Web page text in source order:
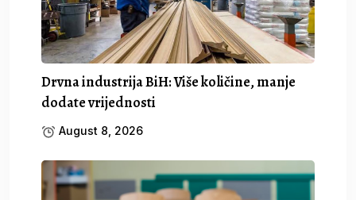
Drvna industrija BiH: Više količine, manje
dodate vrijednosti
August 8, 2026